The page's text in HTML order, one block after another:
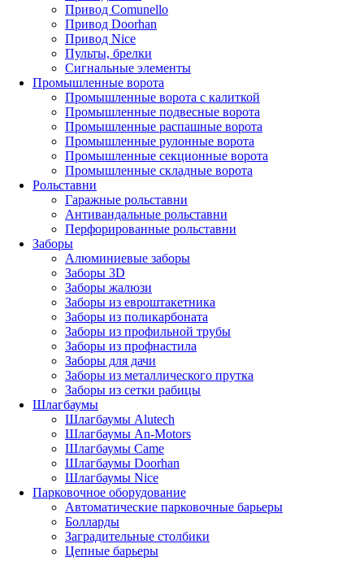
Привод Comunello
Привод Doorhan
Привод Nice
Пульты, брелки
Сигнальные элементы
Промышленные ворота
Промышленные ворота с калиткой
Промышленные подвесные ворота
Промышленные распашные ворота
Промышленные рулонные ворота
Промышленные секционные ворота
Промышленные складные ворота
Рольставни
Гаражные рольставни
Антивандальные рольставни
Перфорированные рольставни
Заборы
Алюминиевые заборы
Заборы 3D
Заборы жалюзи
Заборы из евроштакетника
Заборы из поликарбоната
Заборы из профильной трубы
Заборы из профнастила
Заборы для дачи
Заборы из металлического прутка
Заборы из сетки рабицы
Шлагбаумы
Шлагбаумы Alutech
Шлагбаумы An-Motors
Шлагбаумы Came
Шлагбаумы Doorhan
Шлагбаумы Nice
Парковочное оборудование
Автоматические парковочные барьеры
Болларды
Заградительные столбики
Цепные барьеры